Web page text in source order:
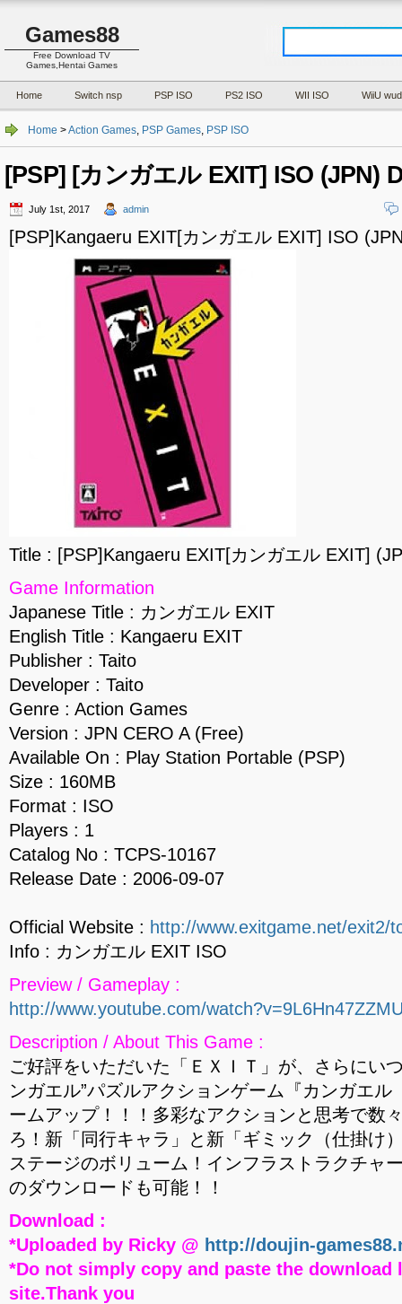
Games88
Free Download TV
Games,Hentai Games
Home Switch nsp PSP ISO PS2 ISO WII ISO WiiU wud
Home >Action Games, PSP Games, PSP ISO
[PSP] [カンガエル EXIT] ISO (JPN)
July 1st, 2017 admin
[PSP]Kangaeru EXIT[カンガエル EXIT] ISO
Title : [PSP]Kangaeru EXIT[カンガエル EXIT]
Game Information
Japanese Title : カンガエル EXIT
English Title : Kangaeru EXIT
Publisher : Taito
Developer : Taito
Genre : Action Games
Version : JPN CERO A (Free)
Available On : Play Station Portable (PSP)
Size : 160MB
Format : ISO
Players : 1
Catalog No : TCPS-10167
Release Date : 2006-09-07
Official Website : http://www.exitgame.net/exit2/
Info : カンガエル EXIT ISO
Preview / Gameplay :
http://www.youtube.com/
Description / About This Game :
ご好評をいただいた「ＥＸＩＴ」が、さらにい
ンガエル”パズルアクションゲーム『カンガエル
ームアップ！！！多彩なアクションと思考で数
ろ！新「同行キャラ」と新「ギミック（仕掛け
ステージのボリューム！インフラストラクチャ
のダウンロードも可能！！
Download :
*Uploaded by Ricky @ http://doujin-
*Do not simply copy and paste the download
site.Thank you